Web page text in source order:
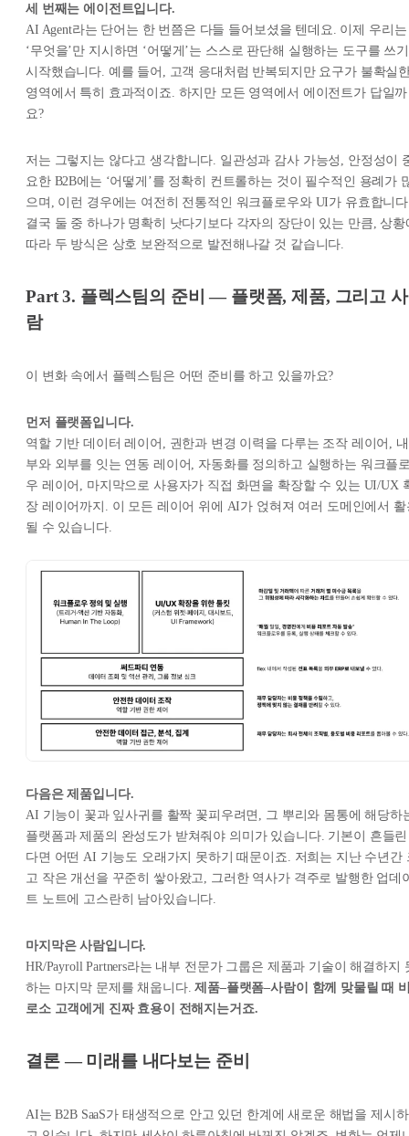
세 번째는 에이전트입니다.
AI Agent라는 단어는 한 번쯤은 다들 들어보셨을 텐데요. 이제 우리는
‘무엇을’만 지시하면 ‘어떻게’는 스스로 판단해 실행하는 도구를 쓰기
시작했습니다. 예를 들어, 고객 응대처럼 반복되지만 요구가 불확실
영역에서 특히 효과적이죠. 하지만 모든 영역에서 에이전트가 답일까
요?
저는 그렇지는 않다고 생각합니다. 일관성과 감사 가능성, 안정성이
요한 B2B에는 ‘어떻게’를 정확히 컨트롤하는 것이 필수적인 용례가
으며, 이런 경우에는 여전히 전통적인 워크플로우와 UI가 유효합니
결국 둘 중 하나가 명확히 낫다기보다 각자의 장단이 있는 만큼, 상황
따라 두 방식은 상호 보완적으로 발전해나갈 것 같습니다.
Part 3. 플렉스팀의 준비 — 플랫폼, 제품, 그리고 사
람
이 변화 속에서 플렉스팀은 어떤 준비를 하고 있을까요?
먼저 플랫폼입니다.
역할 기반 데이터 레이어, 권한과 변경 이력을 다루는 조작 레이어, 내
부와 외부를 잇는 연동 레이어, 자동화를 정의하고 실행하는 워크플
우 레이어, 마지막으로 사용자가 직접 화면을 확장할 수 있는 UI/UX
장 레이어까지. 이 모든 레이어 위에 AI가 얹혀져 여러 도메인에서 활
될 수 있습니다.
다음은 제품입니다.
AI 기능이 꽃과 잎사귀를 활짝 꽃피우려면, 그 뿌리와 몸통에 해당하
플랫폼과 제품의 완성도가 받쳐줘야 의미가 있습니다. 기본이 흔들린
다면 어떤 AI 기능도 오래가지 못하기 때문이죠. 저희는 지난 수년간
고 작은 개선을 꾸준히 쌓아왔고, 그러한 역사가 격주로 발행한 업데
트 노트에 고스란히 남아있습니다.
마지막은 사람입니다.
HR/Payroll Partners라는 내부 전문가 그룹은 제품과 기술이 해결하지
하는 마지막 문제를 채웁니다.제품–플랫폼–사람이 함께 맞물릴 때
로소 고객에게 진짜 효용이 전해지는거죠.
결론 — 미래를 내다보는 준비
AI는 B2B SaaS가 태생적으로 안고 있던 한계에 새로운 해법을 제시하